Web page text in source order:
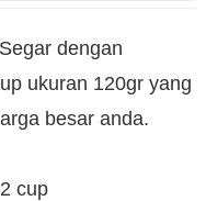
Rp55,000.
dengan
ukuran 120gr yang
besar anda.
cup